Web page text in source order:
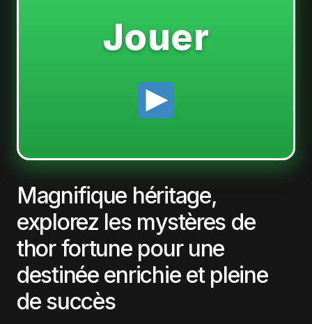
Jouer
Magnifique héritage,
explorez les mystères de
thor fortune pour une
destinée enrichie et pleine
de succès